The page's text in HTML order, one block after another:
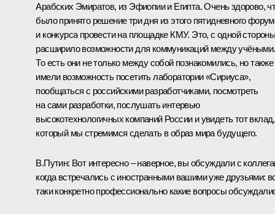
Арабских Эмиратов, из Эфиопии и Египта. Очень здорово,
было принято решение три дня из этого пятидневного
и конкурса провести на площадке КМУ. Это, с одной
расширило возможности для коммуникаций между учёными.
То есть они не только между собой познакомились, но также
имели возможность посетить лаборатории «Сириуса»,
пообщаться с российскими разработчиками, посмотреть
на сами разработки, послушать интервью
высокотехнологичных компаний России и увидеть тот вклад,
который мы стремимся сделать в образ мира будущего.
В.Путин: Вот интересно – наверное, вы обсуждали с
когда встречались с иностранными вашими уже друзьями:
таки конкретно профессионально какие вопросы